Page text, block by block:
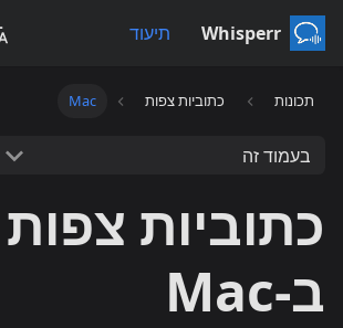
Whisperr תיעוד
תכונות כתוביות צפות Mac
בעמוד זה
כתוביות צפות
ב-Mac